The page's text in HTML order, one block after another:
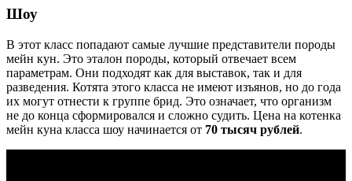
Шоу
В этот класс попадают самые лучшие представители породы
мейн кун. Это эталон породы, который отвечает всем
параметрам. Они подходят как для выставок, так и для
разведения. Котята этого класса не имеют изъянов, но до года
их могут отнести к группе брид. Это означает, что организм
не до конца сформировался и сложно судить. Цена на котенка
мейн куна класса шоу начинается от 70 тысяч рублей.